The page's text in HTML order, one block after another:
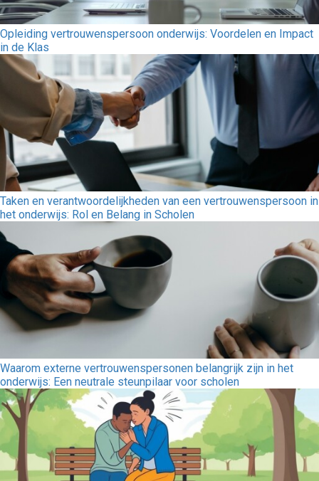
Opleiding vertrouwenspersoon onderwijs: Voordelen en Impact
in de Klas
Taken en verantwoordelijkheden van een vertrouwenspersoon in
het onderwijs: Rol en Belang in Scholen
Waarom externe vertrouwenspersonen belangrijk zijn in het
onderwijs: Een neutrale steunpilaar voor scholen